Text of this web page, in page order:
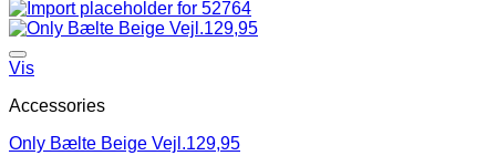
Vis
Accessories
Only Bælte Beige Vejl.129,95